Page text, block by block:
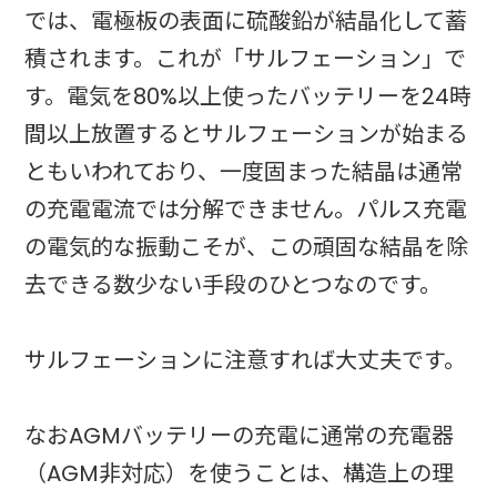
では、電極板の表面に硫酸鉛が結晶化して蓄
積されます。これが「サルフェーション」で
す。電気を80%以上使ったバッテリーを24時
間以上放置するとサルフェーションが始まる
ともいわれており、一度固まった結晶は通常
の充電電流では分解できません。パルス充電
の電気的な振動こそが、この頑固な結晶を除
去できる数少ない手段のひとつなのです。
サルフェーションに注意すれば大丈夫です。
なおAGMバッテリーの充電に通常の充電器
（AGM非対応）を使うことは、構造上の理